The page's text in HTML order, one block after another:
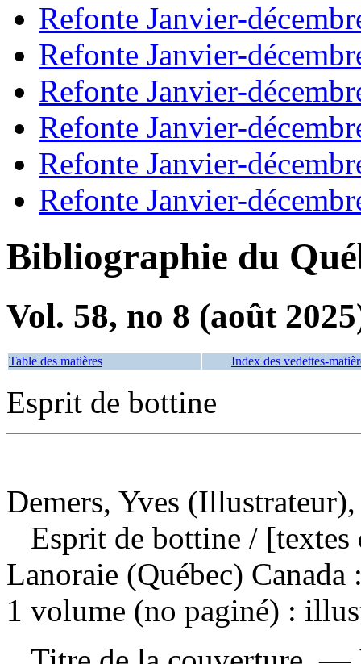
Refonte Janvier-
Refonte Janvier-
Refonte Janvier-
Refonte Janvier-
Refonte Janvier-
Refonte Janvier-
Bibliographie du
Vol. 58, no 8 (août
Table des matières Index des vedettes-
Esprit de bottine
Demers, Yves
Esprit de bottine /
Lanoraie (Québec)
1 volume (no paginé) :